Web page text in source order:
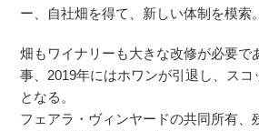
ー、自社畑を得て、新しい体制を模索。
畑もワイナリーも大きな改修が必要で
事、2019年にはホワンが引退し、ス
となる。
フェアラ・ヴィンヤードの共同所有、